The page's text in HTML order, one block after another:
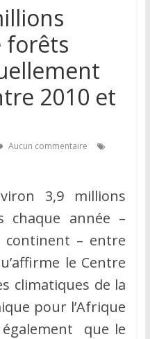
forêts
2010 et
Aucun commentaire
3,9 millions
chaque année –
– entre
le Centre
climatiques de la
pour l’Afrique
également que le